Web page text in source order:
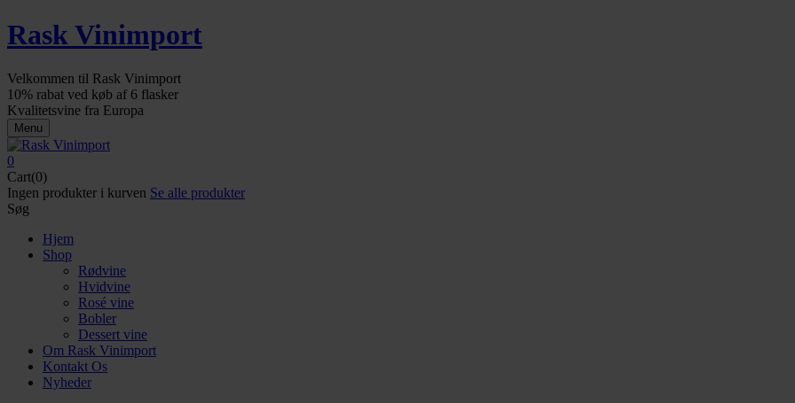
Rask Vinimport
Velkommen til Rask Vinimport
10% rabat ved køb af 6 flasker
Kvalitetsvine fra Europa
Menu
0
Cart(0)
Ingen produkter i kurven Se alle produkter
Søg
Hjem
Shop
Rødvine
Hvidvine
Rosé vine
Bobler
Dessert vine
Om Rask Vinimport
Kontakt Os
Nyheder